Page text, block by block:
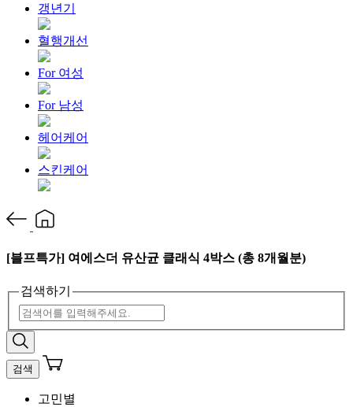
갱년기
혈행개선
For 여성
For 남성
헤어케어
스킨케어
[블프특가] 여에스더 유산균 클래식 4박스 (총 8개월분)
검색하기
검색
고민별